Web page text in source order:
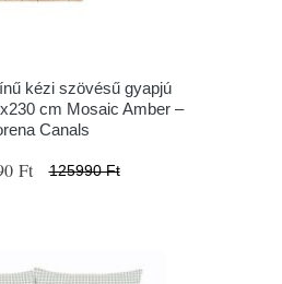
kézi szövésű gyapjú
cm Mosaic Amber –
Canals
Ft 125990 Ft